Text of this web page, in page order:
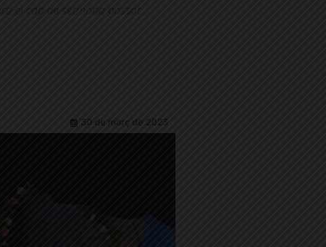
el cap de setmana passat
30 de març de 2023